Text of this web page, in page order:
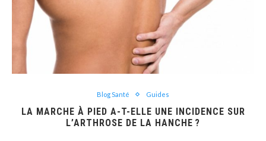
Blog Santé Guides
LA MARCHE À PIED A-T-ELLE UNE INCIDENCE SUR
L’ARTHROSE DE LA HANCHE ?